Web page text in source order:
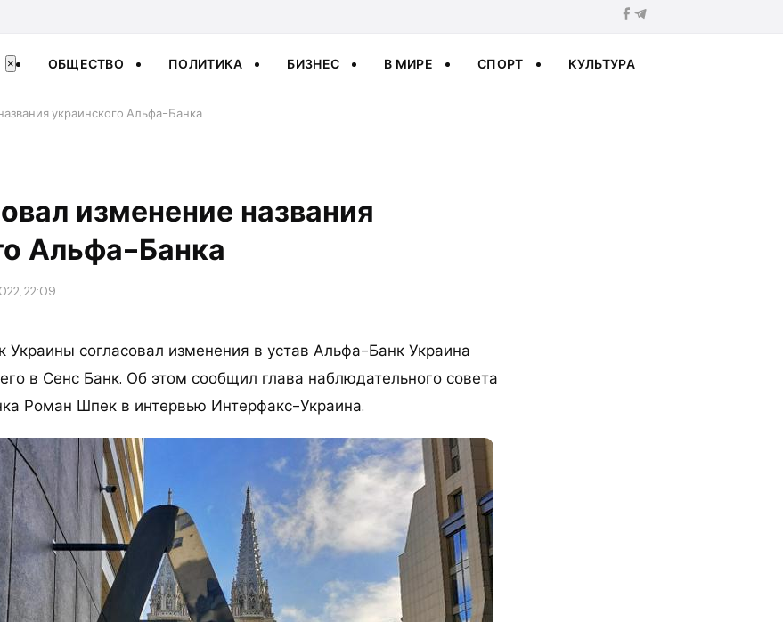
× ОБЩЕСТВО ПОЛИТИКА БИЗНЕС В МИРЕ СПОРТ КУЛЬТУРА
украинского Альфа-Банка
изменение названия
Альфа-Банка
22:09
Украины согласовал изменения в устав Альфа-Банк Украина
в Сенс Банк. Об этом сообщил глава наблюдательного совета
Роман Шпек в интервью Интерфакс-Украина.